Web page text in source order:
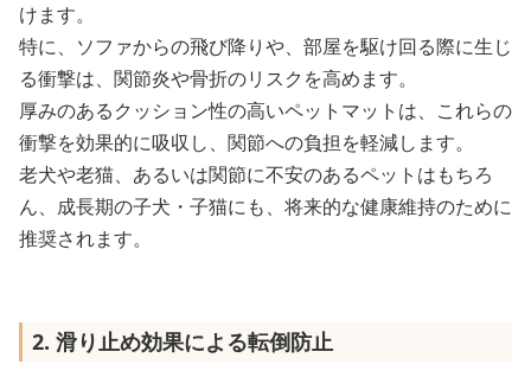
けます。
特に、ソファからの飛び降りや、部屋を駆け回る際に生じ
る衝撃は、関節炎や骨折のリスクを高めます。
厚みのあるクッション性の高いペットマットは、これらの
衝撃を効果的に吸収し、関節への負担を軽減します。
老犬や老猫、あるいは関節に不安のあるペットはもちろ
ん、成長期の子犬・子猫にも、将来的な健康維持のために
推奨されます。
2. 滑り止め効果による転倒防止